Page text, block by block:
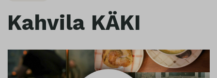
Kahvila KÄKI